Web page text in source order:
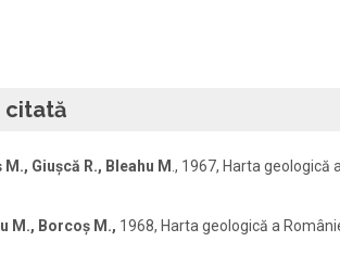
citată
Giușcă R., Bleahu M ., 1967, Harta geologică
M., Borcoş M., 1968, Harta geologică a